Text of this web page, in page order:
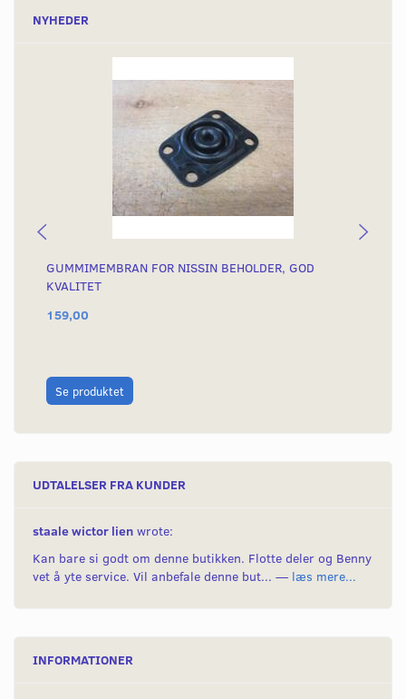
NYHEDER
GUMMIMEMBRAN FOR NISSIN BEHOLDER, GOD
KVALITET
159,00
Se produktet
UDTALELSER FRA KUNDER
staale wictor lien wrote:
Kan bare si godt om denne butikken. Flotte deler og Benny
vet å yte service. Vil anbefale denne but... — læs mere...
INFORMATIONER